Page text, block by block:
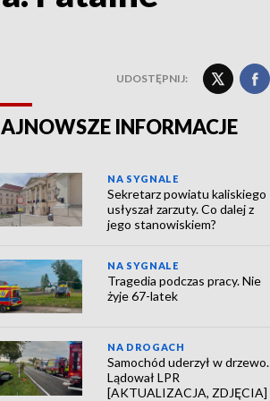
UDOSTĘPNIJ:
INFORMACJE
NA SYGNALE
Sekretarz powiatu kaliskiego
usłyszał zarzuty. Co dalej z
jego stanowiskiem?
NA SYGNALE
Tragedia podczas pracy. Nie
żyje 67-latek
NA DROGACH
Samochód uderzył w drzewo.
Lądował LPR
[AKTUALIZACJA, ZDJĘCIA]